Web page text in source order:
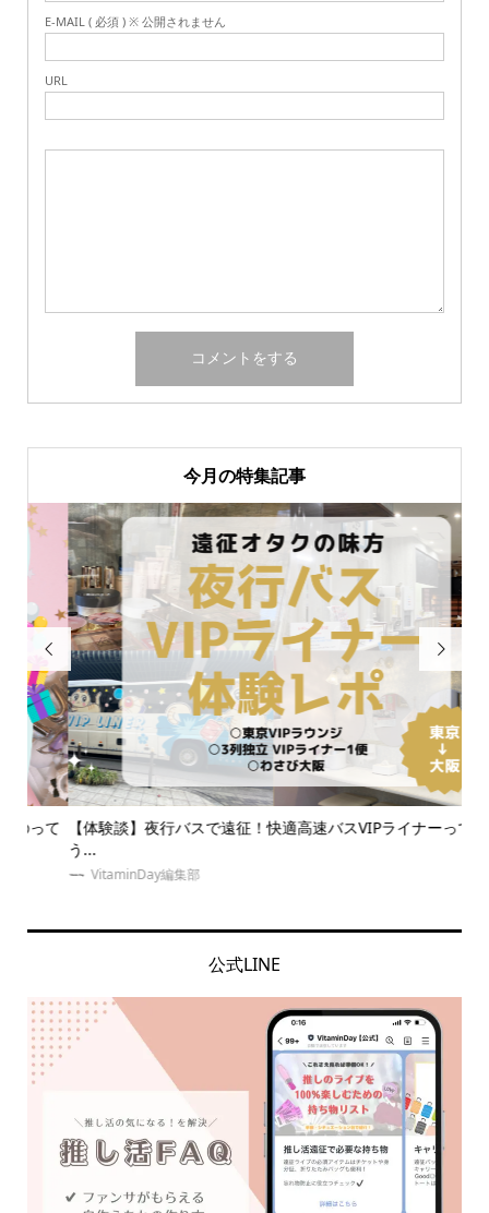
E-MAIL ( 必須 ) ※ 公開されません
URL
今月の特集記事

【体験談】夜行バスで遠征！快適高速バスVIPライナーってど
VitaminDay編集部

公式LINE